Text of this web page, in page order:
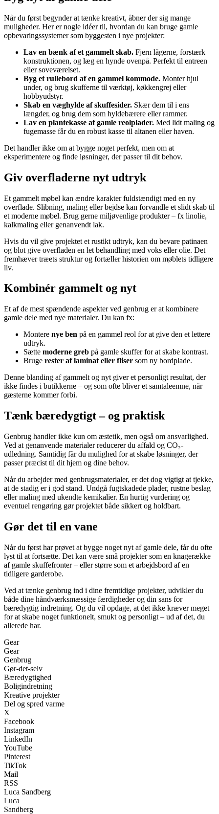
Når du først begynder at tænke kreativt, åbner der sig mange
muligheder. Her er nogle idéer til, hvordan du kan bruge gamle
opbevaringssystemer som byggesten i nye projekter:
Lav en bænk af et gammelt skab. Fjern lågerne, forstærk
konstruktionen, og læg en hynde ovenpå. Perfekt til entreen
eller soveværelset.
Byg et rullebord af en gammel kommode. Monter hjul
under, og brug skufferne til værktøj, køkkengrej eller
hobbyudstyr.
Skab en væghylde af skuffesider. Skær dem til i ens
længder, og brug dem som hyldebærere eller rammer.
Lav en plantekasse af gamle reolplader. Med lidt maling og
fugemasse får du en robust kasse til altanen eller haven.
Det handler ikke om at bygge noget perfekt, men om at
eksperimentere og finde løsninger, der passer til dit behov.
Giv overfladerne nyt udtryk
Et gammelt møbel kan ændre karakter fuldstændigt med en ny
overflade. Slibning, maling eller bejdse kan forvandle et slidt skab til
et moderne møbel. Brug gerne miljøvenlige produkter – fx linolie,
kalkmaling eller genanvendt lak.
Hvis du vil give projektet et rustikt udtryk, kan du bevare patinaen
og blot give overfladen en let behandling med voks eller olie. Det
fremhæver træets struktur og fortæller historien om møblets tidligere
liv.
Kombinér gammelt og nyt
Et af de mest spændende aspekter ved genbrug er at kombinere
gamle dele med nye materialer. Du kan fx:
Montere nye ben på en gammel reol for at give den et lettere
udtryk.
Sætte moderne greb på gamle skuffer for at skabe kontrast.
Bruge rester af laminat eller fliser som ny bordplade.
Denne blanding af gammelt og nyt giver et personligt resultat, der
ikke findes i butikkerne – og som ofte bliver et samtaleemne, når
gæsterne kommer forbi.
Tænk bæredygtigt – og praktisk
Genbrug handler ikke kun om æstetik, men også om ansvarlighed.
Ved at genanvende materialer reducerer du affald og CO₂-
udledning. Samtidig får du mulighed for at skabe løsninger, der
passer præcist til dit hjem og dine behov.
Når du arbejder med genbrugsmaterialer, er det dog vigtigt at tjekke,
at de stadig er i god stand. Undgå fugtskadede plader, rustne beslag
eller maling med ukendte kemikalier. En hurtig vurdering og
eventuel rengøring gør projektet både sikkert og holdbart.
Gør det til en vane
Når du først har prøvet at bygge noget nyt af gamle dele, får du ofte
lyst til at fortsætte. Det kan være små projekter som en knagerække
af gamle skuffefronter – eller større som et arbejdsbord af en
tidligere garderobe.
Ved at tænke genbrug ind i dine fremtidige projekter, udvikler du
både dine håndværksmæssige færdigheder og din sans for
bæredygtig indretning. Og du vil opdage, at det ikke kræver meget
for at skabe noget funktionelt, smukt og personligt – ud af det, du
allerede har.
Gear
Gear
Genbrug
Gør-det-selv
Bæredygtighed
Boligindretning
Kreative projekter
Del og spred varme
X
Facebook
Instagram
LinkedIn
YouTube
Pinterest
TikTok
Mail
RSS
Luca Sandberg
Luca
Sandberg